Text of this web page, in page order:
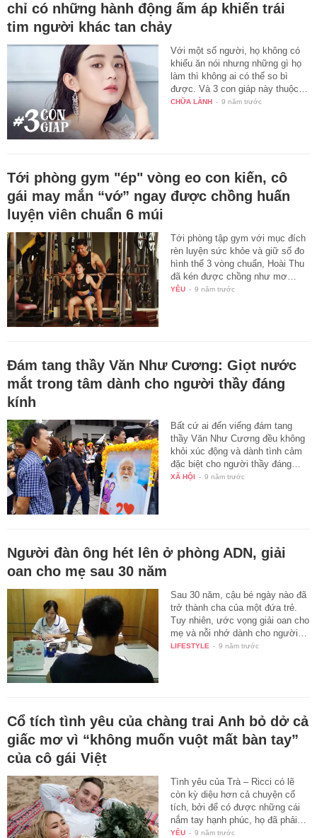
chỉ có những hành động ấm áp khiến trái
tim người khác tan chảy
Với một số người, họ không có
khiếu ăn nói nhưng những gì họ
làm thì không ai có thể so bì
được. Và 3 con giáp này thuộc…
CHỮA LÀNH - 9 năm trước
Tới phòng gym "ép" vòng eo con kiến, cô
gái may mắn “vớ” ngay được chồng huấn
luyện viên chuẩn 6 múi
Tới phòng tập gym với mục đích
rèn luyện sức khỏe và giữ số đo
hình thể 3 vòng chuẩn, Hoài Thu
đã kén được chồng như mơ…
YÊU - 9 năm trước
Đám tang thầy Văn Như Cương: Giọt nước
mắt trong tâm dành cho người thầy đáng
kính
Bất cứ ai đến viếng đám tang
thầy Văn Như Cương đều không
khỏi xúc động và dành tình cảm
đặc biệt cho người thầy đáng…
XÃ HỘI - 9 năm trước
Người đàn ông hét lên ở phòng ADN, giải
oan cho mẹ sau 30 năm
Sau 30 năm, cậu bé ngày nào đã
trở thành cha của một đứa trẻ.
Tuy nhiên, ước vọng giải oan cho
mẹ và nỗi nhớ dành cho người…
LIFESTYLE - 9 năm trước
Cổ tích tình yêu của chàng trai Anh bỏ dở cả
giấc mơ vì “không muốn vuột mất bàn tay”
của cô gái Việt
Tình yêu của Trà – Ricci có lẽ
còn kỳ diệu hơn cả chuyện cổ
tích, bởi để có được những cái
nắm tay hạnh phúc, họ đã phải…
YÊU - 9 năm trước